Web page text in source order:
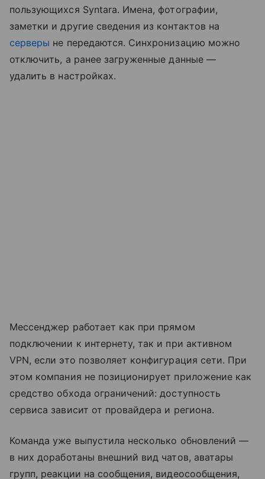
пользующихся Syntara. Имена, фотографии,
заметки и другие сведения из контактов на
серверы не передаются. Синхронизацию можно
отключить, а ранее загруженные данные —
удалить в настройках.
Мессенджер работает как при прямом
подключении к интернету, так и при активном
VPN, если это позволяет конфигурация сети. При
этом компания не позиционирует приложение как
средство обхода ограничений: доступность
сервиса зависит от провайдера и региона.
Команда уже выпустила несколько обновлений —
в них доработаны внешний вид чатов, аватары
групп, реакции на сообщения, видеосообщения,